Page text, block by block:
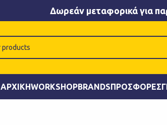
Δωρεάν μεταφορικά για
ΑΡΧΙΚΉWORKSHOPBRANDSΠΡΟΣΦΟΡΈΣ